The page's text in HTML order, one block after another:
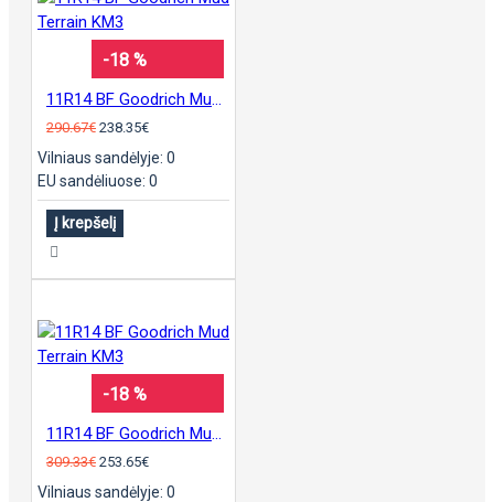
-18 %
290.67€ 238.35€
Vilniaus sandėlyje: 0
EU sandėliuose: 0
Į krepšelį
-18 %
309.33€ 253.65€
Vilniaus sandėlyje: 0